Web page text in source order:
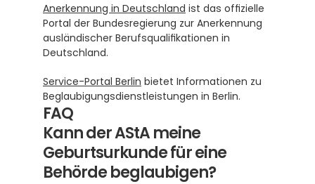
Anerkennung in Deutschland ist das offizielle
Portal der Bundesregierung zur Anerkennung
ausländischer Berufsqualifikationen in
Deutschland.
Service-Portal Berlin bietet Informationen zu
Beglaubigungsdienstleistungen in Berlin.
FAQ
Kann der AStA meine
Geburtsurkunde für eine
Behörde beglaubigen?